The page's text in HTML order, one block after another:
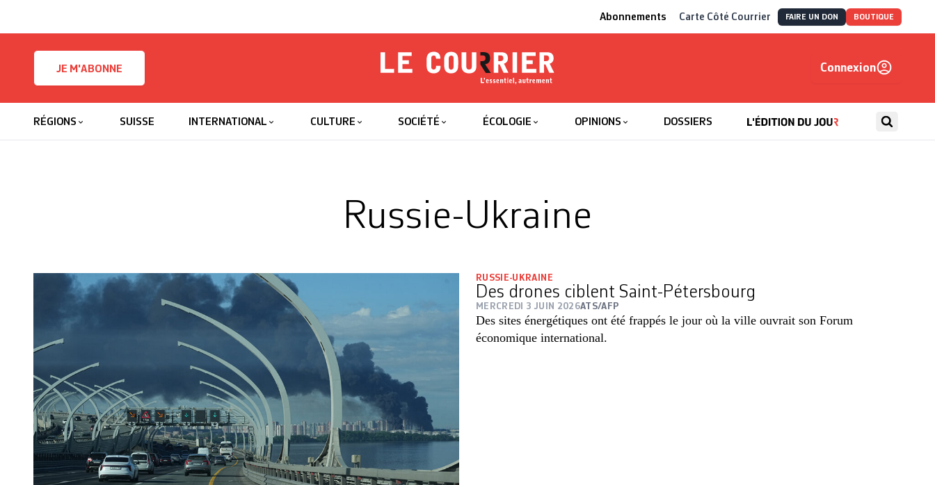
Abonnements Carte Côté Courrier FAIRE UN DON BOUTIQUE
JE M'ABONNE
Le Courrier
Connexion
RÉGIONS SUISSE INTERNATIONAL CULTURE SOCIÉTÉ ÉCOLOGIE OPINIONS DOSSIERS
Russie-Ukraine
RUSSIE-UKRAINE
Des drones ciblent Saint-Pétersbourg
MERCREDI 3 JUIN 2026ATS/AFP
Des sites énergétiques ont été frappés le jour où la ville ouvrait son Forum
économique international.